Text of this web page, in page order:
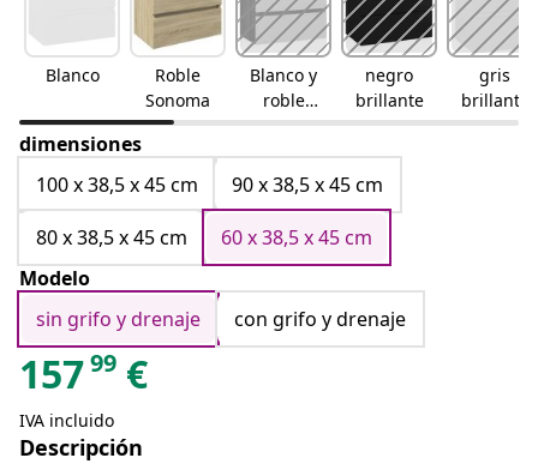
Blanco
Roble
Sonoma
Blanco y
roble
sonoma
negro
brillante
gris
brillante
dimensiones
100 x 38,5 x 45 cm
90 x 38,5 x 45 cm
80 x 38,5 x 45 cm
60 x 38,5 x 45 cm
Modelo
sin grifo y drenaje
con grifo y drenaje
15799 €
IVA incluido
Descripción